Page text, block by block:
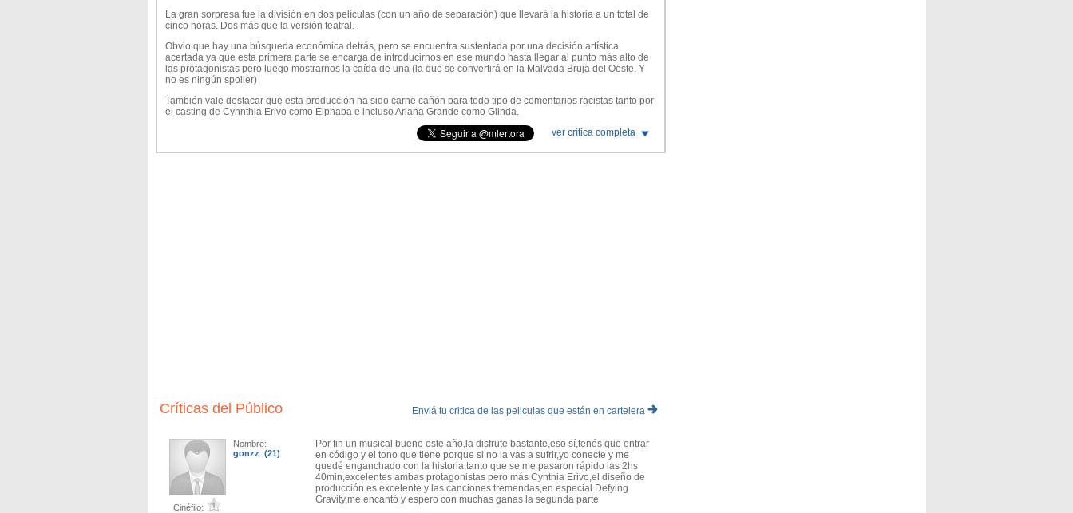
La gran sorpresa fue la división en dos películas (con un año de separación) que llevará la historia a un total de
cinco horas. Dos más que la versión teatral.
Obvio que hay una búsqueda económica detrás, pero se encuentra sustentada por una decisión artística
acertada ya que esta primera parte se encarga de introducirnos en ese mundo hasta llegar al punto más alto de
las protagonistas pero luego mostrarnos la caída de una (la que se convertirá en la Malvada Bruja del Oeste. Y
no es ningún spoiler)
También vale destacar que esta producción ha sido carne cañón para todo tipo de comentarios racistas tanto por
el casting de Cynnthia Erivo como Elphaba e incluso Ariana Grande como Glinda.
Lo cierto es que ambas la rompen y se retroalimentan de manera espectacular. Encandilan la pantalla en cada
uno de sus números, enamorando con sus voces y todos su recursos.
ver crítica completa
Enviá tu critica de las peliculas que están en cartelera
Críticas del Público
Cinéfilo:
Nombre:
gonzz (21)
Por fin un musical bueno este año,la disfrute bastante,eso sí,tenés que entrar
en código y el tono que tiene porque si no la vas a sufrir,yo conecte y me
quedé enganchado con la historia,tanto que se me pasaron rápido las 2hs
40min,excelentes ambas protagonistas pero más Cynthia Erivo,el diseño de
producción es excelente y las canciones tremendas,en especial Defying
Gravity,me encantó y espero con muchas ganas la segunda parte